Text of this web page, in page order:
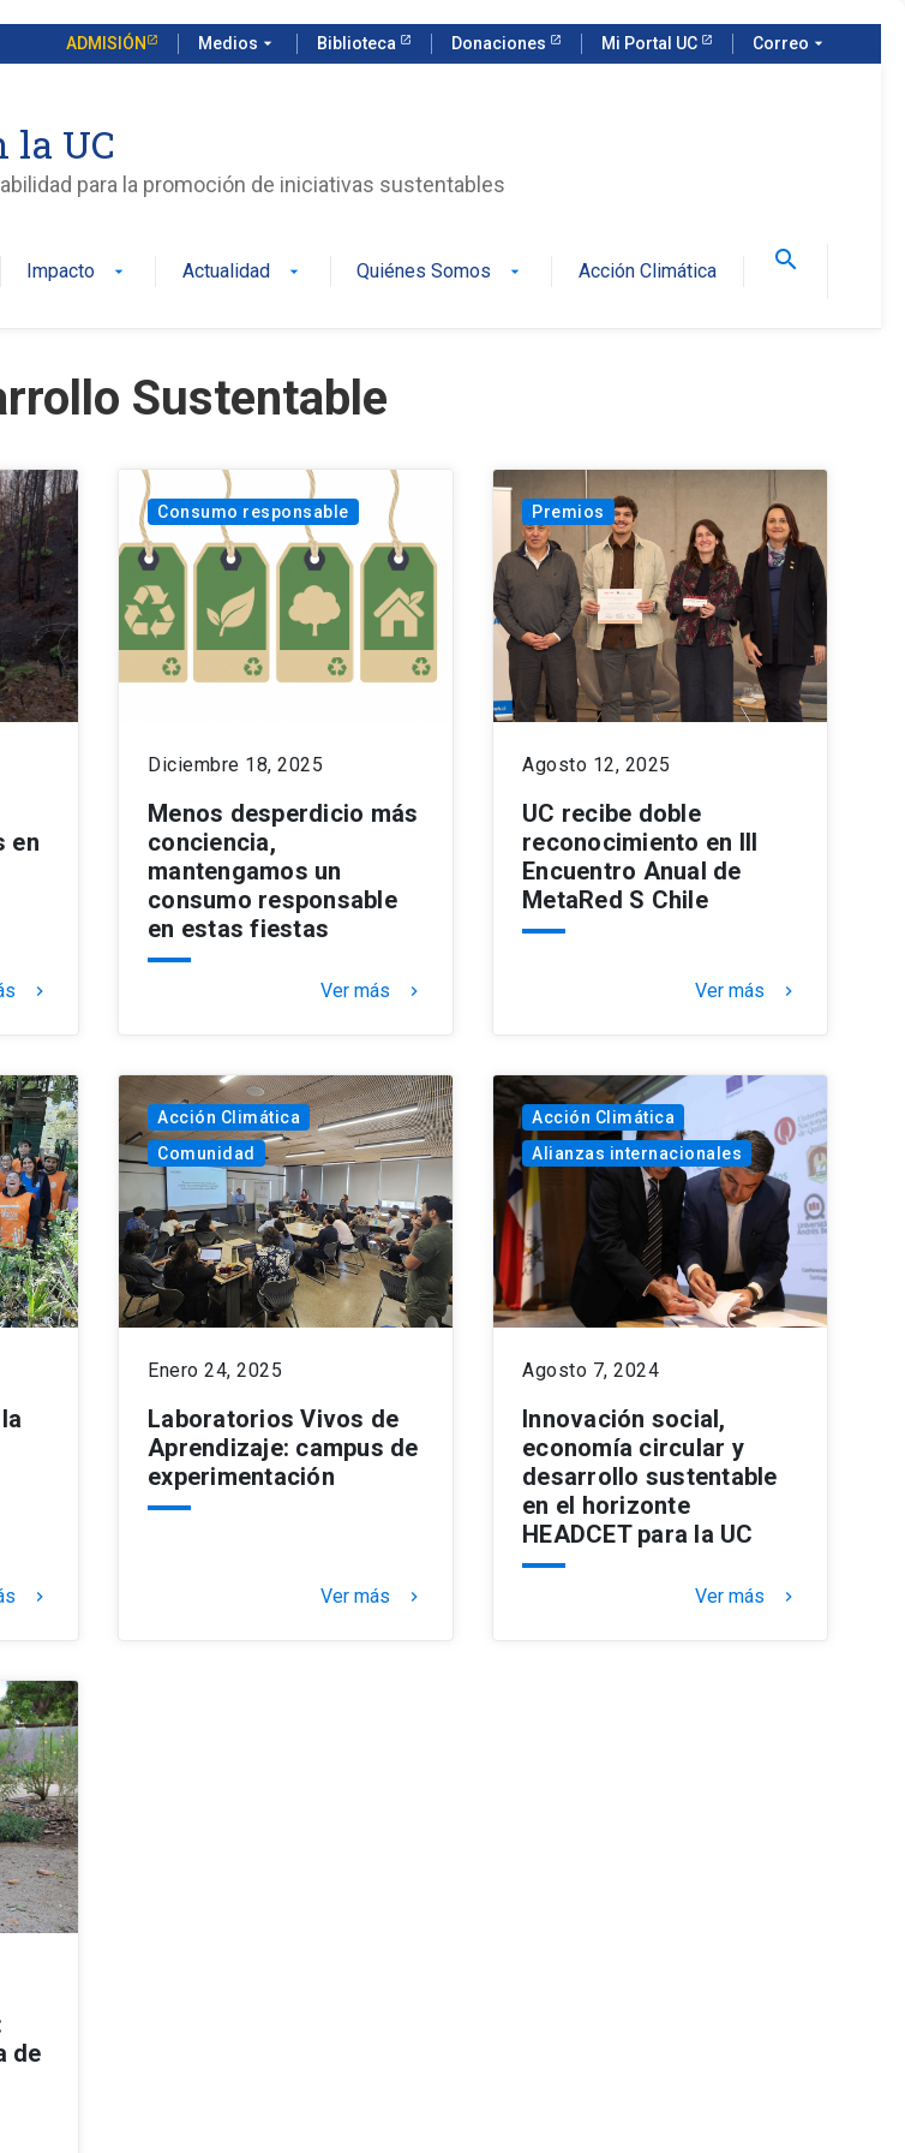
ADMISIÓN Medios arrow_drop_down Biblioteca Donaciones Mi Portal UC Correo arrow_drop_down
la UC
para la promoción de iniciativas sustentables
Impacto arrow_drop_down Actualidad arrow_drop_down Quiénes Somos arrow_drop_down Acción Climática search
Sustentable
en
keyboard_arrow_right
Consumo responsable
Diciembre 18, 2025
Menos desperdicio más
conciencia,
mantengamos un
consumo responsable
en estas fiestas
Ver más keyboard_arrow_right
Premios
Agosto 12, 2025
UC recibe doble
reconocimiento en III
Encuentro Anual de
MetaRed S Chile
Ver más keyboard_arrow_right
keyboard_arrow_right
Acción Climática
Comunidad
Enero 24, 2025
Laboratorios Vivos de
Aprendizaje: campus de
experimentación
Ver más keyboard_arrow_right
Acción Climática
Alianzas internacionales
Agosto 7, 2024
Innovación social,
economía circular y
desarrollo sustentable
en el horizonte
HEADCET para la UC
Ver más keyboard_arrow_right
de